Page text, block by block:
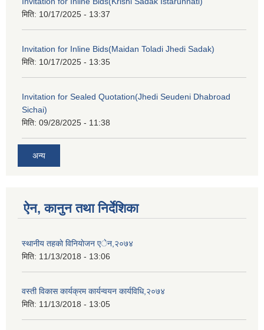
मिति: 10/17/2025 - 13:37
Invitation for Inline Bids(Maidan Toladi Jhedi Sadak)
मिति: 10/17/2025 - 13:35
Invitation for Sealed Quotation(Jhedi Seudeni Dhabroad
Sichai)
मिति: 09/28/2025 - 11:38
अन्य
ऐन, कानुन तथा निर्देशिका
स्थानीय तहकाे विनियाेजन एेन,२०७४
मिति: 11/13/2018 - 13:06
वस्ती विकास कार्यक्रम कार्यन्वयन कार्यविधि,२०७४
मिति: 11/13/2018 - 13:05